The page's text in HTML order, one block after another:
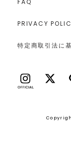
PRIVACY
特定商取引法に